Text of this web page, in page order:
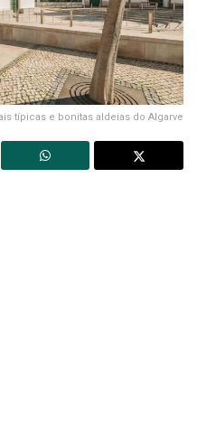
típicas e bonitas aldeias do Algarve